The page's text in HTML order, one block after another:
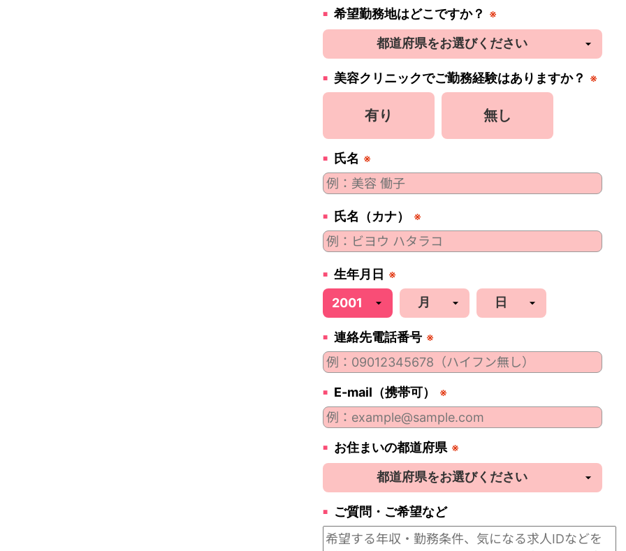
希望勤務地はどこですか？ ※
美容クリニックでご勤務経験はありますか？ ※
有り 無し
氏名 ※
氏名（カナ） ※
生年月日 ※
連絡先電話番号 ※
E-mail（携帯可） ※
お住まいの都道府県 ※
ご質問・ご希望など